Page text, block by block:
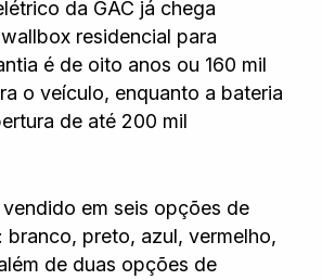
da GAC já chega
residencial para
é de oito anos ou 160 mil
o veículo, enquanto a bateria
de até 200 mil
em seis opções de
branco, preto, azul, vermelho,
de duas opções de